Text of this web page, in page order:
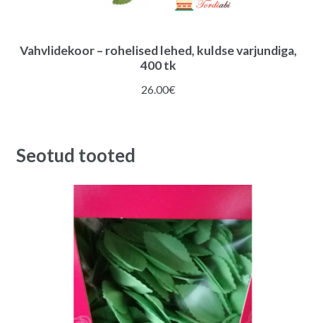
Vahvlidekoor – rohelised lehed, kuldse varjundiga,
400 tk
26.00€
Seotud tooted